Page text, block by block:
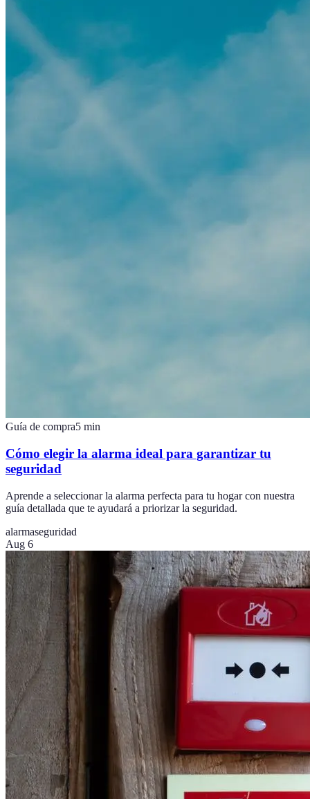
Guía de compra5 min
Cómo elegir la alarma ideal para garantizar tu
seguridad
Aprende a seleccionar la alarma perfecta para tu hogar con nuestra
guía detallada que te ayudará a priorizar la seguridad.
alarmaseguridad
Aug 6